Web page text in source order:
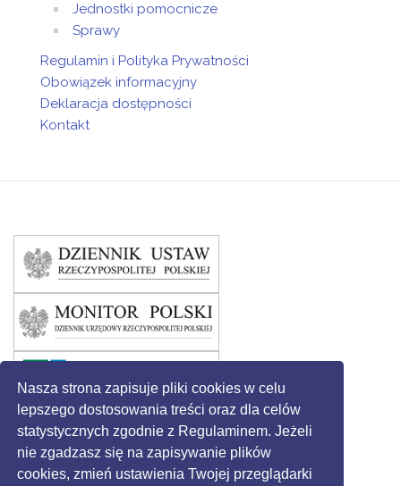
Nasza strona zapisuje pliki cookies w celu
lepszego dostosowania treści oraz dla celów
statystycznych zgodnie z Regulaminem. Jeżeli
nie zgadzasz się na zapisywanie plików
cookies, zmień ustawienia Twojej przeglądarki
Jednostki pomocnicze
Sprawy
Regulamin i Polityka Prywatności
Obowiązek informacyjny
Deklaracja dostępności
Kontakt